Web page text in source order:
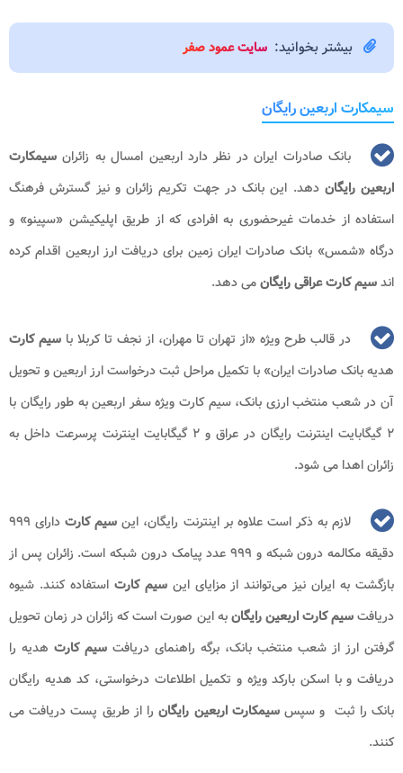
بیشتر بخوانید: سایت عمود صفر
سیمکارت اربعین رایگان
بانک صادرات ایران در نظر دارد اربعین امسال به زائران سیمکارت
اربعین رایگان دهد. این بانک در جهت تکریم زائران و نیز گسترش فرهنگ
استفاده از خدمات غیرحضوری به افرادی که از طریق اپلیکیشن «سپینو» و
درگاه «شمس» بانک صادرات ایران زمین برای دریافت ارز اربعین اقدام کرده
اندسیم کارت عراقی رایگانمی دهد.
در قالب طرح ویژه «از تهران تا مهران، از نجف تا کربلا با سیم کارت
هدیه بانک صادرات ایران» با تکمیل مراحل ثبت درخواست ارز اربعین و تحویل
آن در شعب منتخب ارزی بانک، سیم کارت ویژه سفر اربعین به طور رایگان با
۲ گیگابایت اینترنت رایگان در عراق و ۲ گیگابایت اینترنت پرسرعت داخل به
زائران اهدا می‌ شود.
لازم به ذکر است علاوه بر اینترنت رایگان، این سیم کارت
دارای ۹۹۹
دقیقه مکالمه درون شبکه و ۹۹۹ عدد پیامک درون شبکه است. زائران پس از
بازگشت به ایران نیز می‌توانند از مزایای اینسیم کارت استفاده کنند. شیوه
دریافتسیم کارت اربعین رایگانبه این صورت است که زائران در زمان تحویل
گرفتن ارز از شعب منتخب بانک، برگه راهنمای دریافت سیم کارت هدیه را
دریافت و با اسکن بارکد ویژه و تکمیل اطلاعات درخواستی، کد هدیه رایگان
بانک را ثبت و سپسسیمکارت اربعین رایگانرا از طریق پست دریافت می
کنند.